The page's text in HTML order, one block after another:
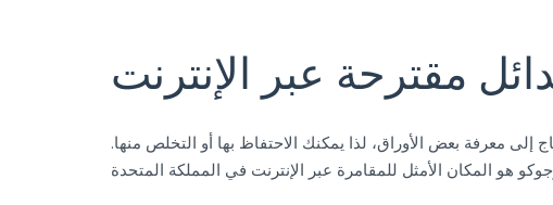
مقترحة عبر الإنترنت
إلى معرفة بعض الأوراق، لذا يمكنك الاحتفاظ بها أو التخلص منها.